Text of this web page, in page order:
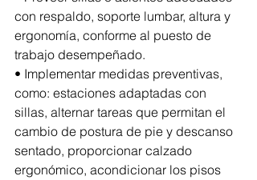
con respaldo, soporte lumbar, altura y
ergonomía, conforme al puesto de
trabajo desempeñado.
• Implementar medidas preventivas,
como: estaciones adaptadas con
sillas, alternar tareas que permitan el
cambio de postura de pie y descanso
sentado, proporcionar calzado
ergonómico, acondicionar los pisos